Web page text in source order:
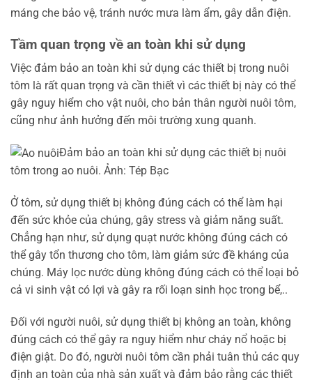
máng che bảo vệ, tránh nước mưa làm ẩm, gây dẫn điện.
Tầm quan trọng về an toàn khi sử dụng
Việc đảm bảo an toàn khi sử dụng các thiết bị trong nuôi
tôm là rất quan trọng và cần thiết vì các thiết bị này có thể
gây nguy hiểm cho vật nuôi, cho bản thân người nuôi tôm,
cũng như ảnh hưởng đến môi trường xung quanh.
Đảm bảo an toàn khi sử dụng các thiết bị nuôi
tôm trong ao nuôi. Ảnh: Tép Bạc
Ở tôm, sử dụng thiết bị không đúng cách có thể làm hại
đến sức khỏe của chúng, gây stress và giảm năng suất.
Chẳng hạn như, sử dụng quạt nước không đúng cách có
thể gây tổn thương cho tôm, làm giảm sức đề kháng của
chúng. Máy lọc nước dùng không đúng cách có thể loại bỏ
cả vi sinh vật có lợi và gây ra rối loạn sinh học trong bể,..
Đối với người nuôi, sử dụng thiết bị không an toàn, không
đúng cách có thể gây ra nguy hiểm như cháy nổ hoặc bị
điện giật. Do đó, người nuôi tôm cần phải tuân thủ các quy
định an toàn của nhà sản xuất và đảm bảo rằng các thiết